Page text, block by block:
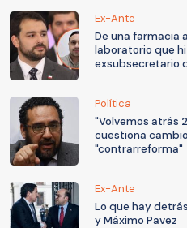
Ex-Ante
De una farmacia
laboratorio que
exsubsecretario
Política
"Volvemos atrás
cuestiona
"contrarreforma"
Ex-Ante
Lo que hay
y Máximo Pavez